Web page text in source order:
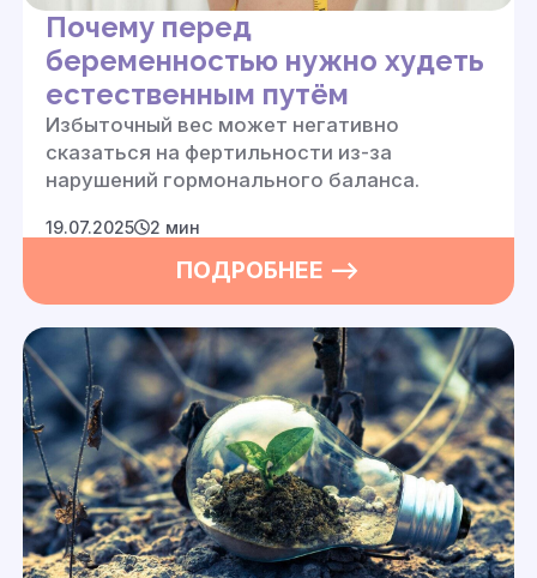
Почему перед
беременностью нужно худеть
естественным путём
Избыточный вес может негативно
сказаться на фертильности из-за
нарушений гормонального баланса.
ПОДРОБНЕЕ —>
19.07.2025 2 мин